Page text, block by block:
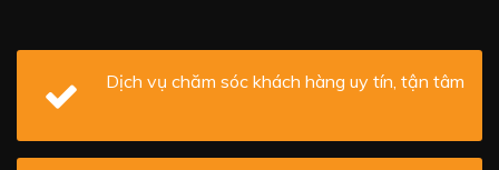
Dịch vụ chăm sóc khách hàng uy tín, tận tâm